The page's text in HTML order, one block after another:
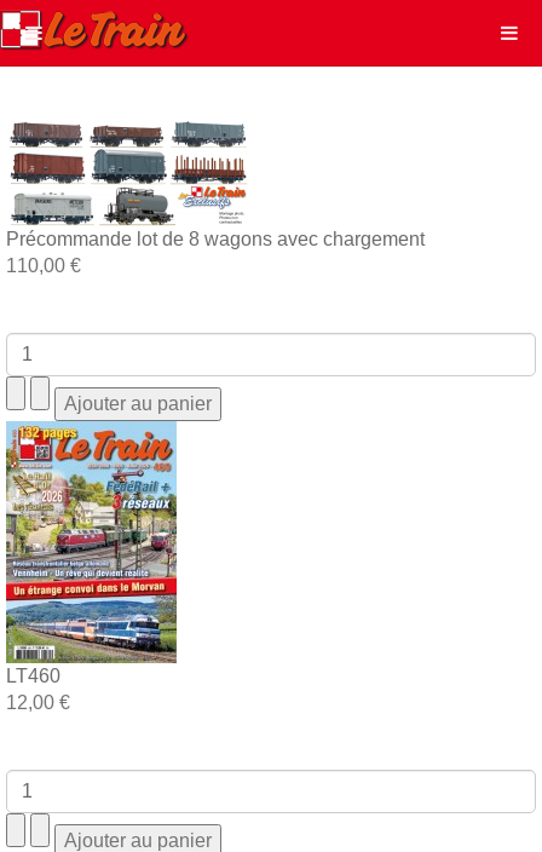
Précommande lot de 8 wagons avec chargement
110,00 €
LT460
12,00 €